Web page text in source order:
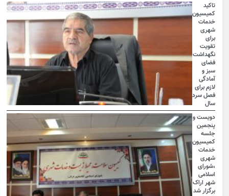
تاکید
کمیسیون
خدمات
شهری
برای
تقویت
نگهداشت
فضای
سبز و
آمادگی
لازم برای
فصل سرد
سال
دویست و
پنجمین
جلسه
کمیسیون
خدمات
شهری
،شورای
اسلامی
شهر اراک
برگزار شد